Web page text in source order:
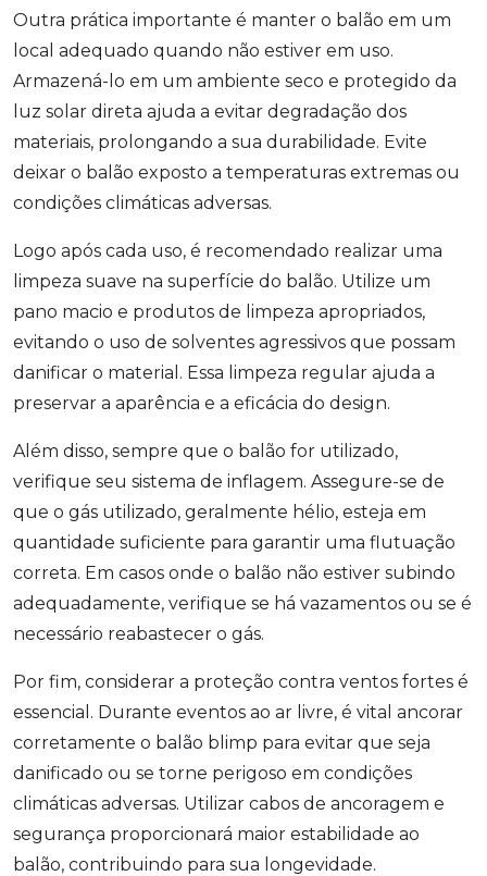
Outra prática importante é manter o balão em um
local adequado quando não estiver em uso.
Armazená-lo em um ambiente seco e protegido da
luz solar direta ajuda a evitar degradação dos
materiais, prolongando a sua durabilidade. Evite
deixar o balão exposto a temperaturas extremas ou
condições climáticas adversas.
Logo após cada uso, é recomendado realizar uma
limpeza suave na superfície do balão. Utilize um
pano macio e produtos de limpeza apropriados,
evitando o uso de solventes agressivos que possam
danificar o material. Essa limpeza regular ajuda a
preservar a aparência e a eficácia do design.
Além disso, sempre que o balão for utilizado,
verifique seu sistema de inflagem. Assegure-se de
que o gás utilizado, geralmente hélio, esteja em
quantidade suficiente para garantir uma flutuação
correta. Em casos onde o balão não estiver subindo
adequadamente, verifique se há vazamentos ou se é
necessário reabastecer o gás.
Por fim, considerar a proteção contra ventos fortes é
essencial. Durante eventos ao ar livre, é vital ancorar
corretamente o balão blimp para evitar que seja
danificado ou se torne perigoso em condições
climáticas adversas. Utilizar cabos de ancoragem e
segurança proporcionará maior estabilidade ao
balão, contribuindo para sua longevidade.